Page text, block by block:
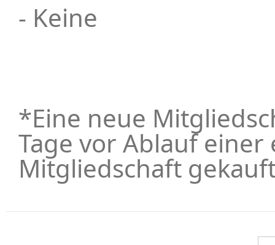
- Keine
*Eine neue
Tage vor Ablauf
Mitgliedschaft